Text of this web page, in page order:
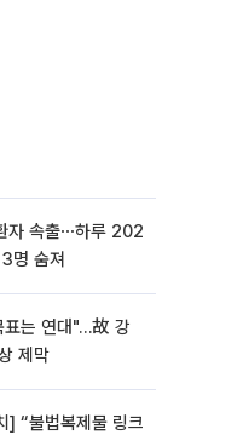
자 속출⋯하루 202
명 숨져
표는 연대"…故 강
제막
] “불법복제물 링크